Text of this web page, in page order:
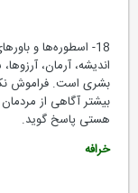
18- اسطوره‌ها و
اندیشه، آرمان،
بشری است. فراموش
بیشتر آگاهی از
هستی پاسخ گوید.
خرافه